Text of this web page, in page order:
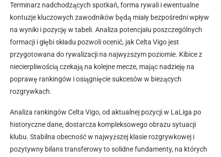
Terminarz nadchodzących spotkań, forma rywali i ewentualne
kontuzje kluczowych zawodników będą miały bezpośredni wpływ
na wyniki i pozycję w tabeli. Analiza potencjału poszczególnych
formacji i głębi składu pozwoli ocenić, jak Celta Vigo jest
przygotowana do rywalizacji na najwyższym poziomie. Kibice z
niecierpliwością czekają na kolejne mecze, mając nadzieję na
poprawę rankingów i osiągnięcie sukcesów w bieżących
rozgrywkach.
Analiza rankingów Celta Vigo, od aktualnej pozycji w LaLiga po
historyczne dane, dostarcza kompleksowego obrazu sytuacji
klubu. Stabilna obecność w najwyższej klasie rozgrywkowej i
pozytywny bilans transferowy to solidne fundamenty, na których